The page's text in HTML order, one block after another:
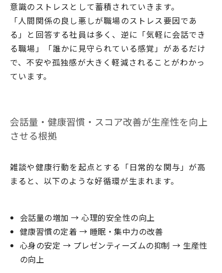
意識のストレスとして蓄積されていきます。
「人間関係の良し悪しが職場のストレス要因であ
る」と回答する社員は多く、逆に「気軽に会話でき
る職場」「誰かに見守られている感覚」があるだけ
で、不安や孤独感が大きく軽減されることがわかっ
ています。
会話量・健康習慣・スコア改善が生産性を向上
させる根拠
雑談や健康行動を起点とする「日常的な関与」が高
まると、以下のような好循環が生まれます。
会話量の増加 → 心理的安全性の向上
健康習慣の定着 → 睡眠・集中力の改善
心身の安定 → プレゼンティーズムの抑制 → 生産性
の向上